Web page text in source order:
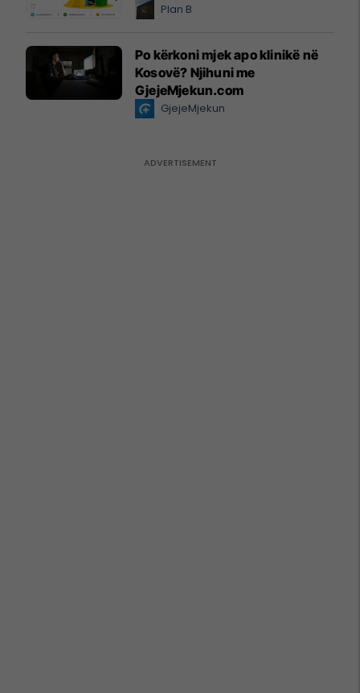
Plan B
Po kërkoni mjek apo klinikë në
Kosovë? Njihuni me
GjejeMjekun.com
GjejeMjekun